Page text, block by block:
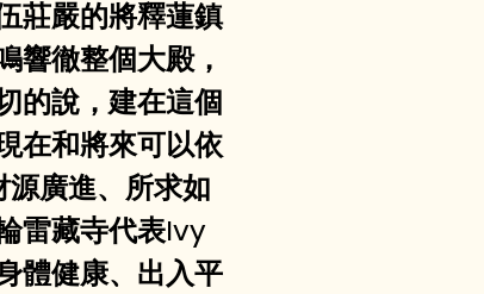
莊嚴的將釋蓮鎮
響徹整個大殿，
的說，建在這個
在和將來可以依
源廣進、所求如
雷藏寺代表Ivy
體健康、出入平